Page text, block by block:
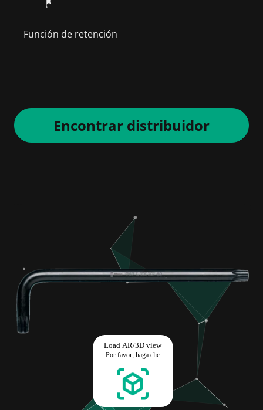
Función de retención
Encontrar distribuidor